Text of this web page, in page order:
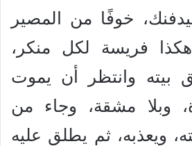
خوفًا من المصير
فريسة لكل منكر،
بيته وانتظر أن يموت
وبلا مشقة، وجاء من
ويعذبه، ثم يطلق عليه